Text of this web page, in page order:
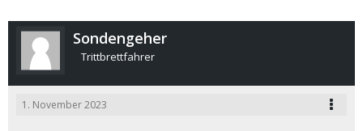
Sondengeher
Trittbrettfahrer
1. November 2023